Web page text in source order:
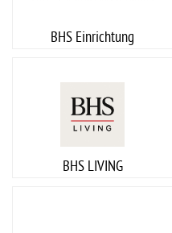
BHS Einrichtung
BHS LIVING